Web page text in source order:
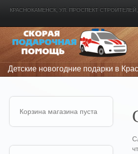
КРАСНОКАМЕНСК, УЛ. ПРОСПЕКТ СТРОИТЕЛЕЙ,
Детские новогодние подарки в
Корзина магазина пуста